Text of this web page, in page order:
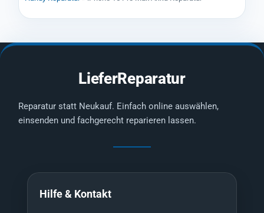
LieferReparatur
Reparatur statt Neukauf. Einfach online auswählen,
einsenden und fachgerecht reparieren lassen.
Hilfe & Kontakt